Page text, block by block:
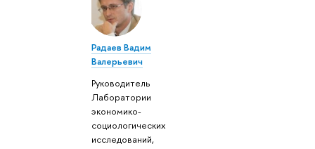
Радаев Вадим
Валерьевич
Руководитель
Лаборатории
экономико-
социологических
исследований,